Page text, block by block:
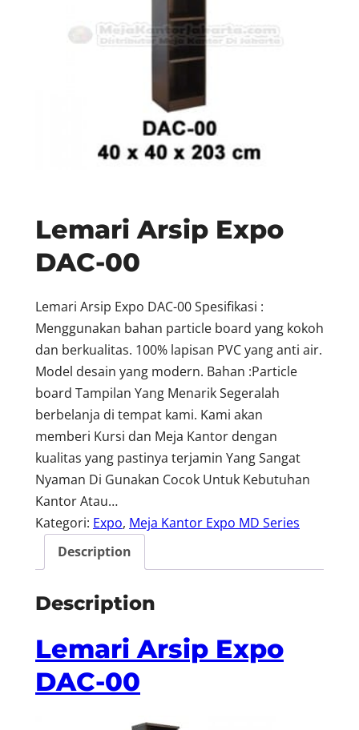
Lemari Arsip Expo
DAC-00
Lemari Arsip Expo DAC-00 Spesifikasi :
Menggunakan bahan particle board yang kokoh
dan berkualitas. 100% lapisan PVC yang anti air.
Model desain yang modern. Bahan :Particle
board Tampilan Yang Menarik Segeralah
berbelanja di tempat kami. Kami akan
memberi Kursi dan Meja Kantor dengan
kualitas yang pastinya terjamin Yang Sangat
Nyaman Di Gunakan Cocok Untuk Kebutuhan
Kantor Atau…
Kategori: Expo, Meja Kantor Expo MD Series
Description
Description
Lemari Arsip Expo
DAC-00